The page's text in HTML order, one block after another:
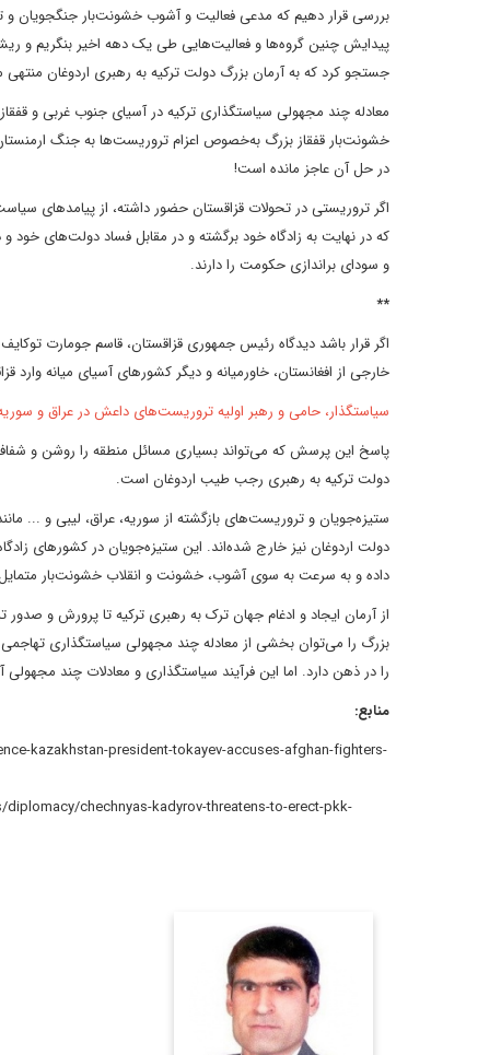
بررسی قرار دهیم که مدعی فعالیت و آشوب خشونت‌بار جنگجویان و
پیدایش چنین گروه‌ها و فعالیت‌هایی طی یک دهه اخیر بنگریم و
جستجو کرد که به آرمان بزرگ دولت ترکیه به رهبری اردوغان
معادله چند مجهولی سیاستگذاری ترکیه در آسیای جنوب غربی و
خشونت‌بار قفقاز بزرگ به‌خصوص اعزام تروریست‌ها به جنگ
در حل آن عاجز مانده است!
اگر تروریستی در تحولات قزاقستان حضور داشته، از پیامدهای
که در نهایت به زادگاه خود برگشته و در مقابل فساد دولت‌های خود
و سودای براندازی حکومت را دارند.
**
اگر قرار باشد دیدگاه رئیس جمهوری قزاقستان، قاسم جومارت
خارجی از افغانستان، خاورمیانه و دیگر کشورهای آسیای میانه
سیاستگذار، حامی و رهبر اولیه تروریست‌های داعش در عراق و
پاسخ این پرسش که می‌تواند بسیاری مسائل منطقه را روشن و
دولت ترکیه به رهبری رجب طیب اردوغان است.
ستیزه‌جویان و تروریست‌های بازگشته از سوریه، عراق، لیبی و ...
دولت اردوغان نیز خارج شده‌اند. این ستیزه‌جویان در کشورهای
داده و به سرعت به سوی آشوب، خشونت و انقلاب خشونت‌بار
از آرمان ایجاد و ادغام جهان ترک به رهبری ترکیه تا پرورش و
بزرگ را می‌توان بخشی از معادله چند مجهولی سیاستگذاری
را در ذهن دارد. اما این فرآیند سیاستگذاری و معادلات چند
منابع:
کارشناس ارشد مسائل
سیاسی و بین الملل و
دکترای سیاستگذاری
عمومی